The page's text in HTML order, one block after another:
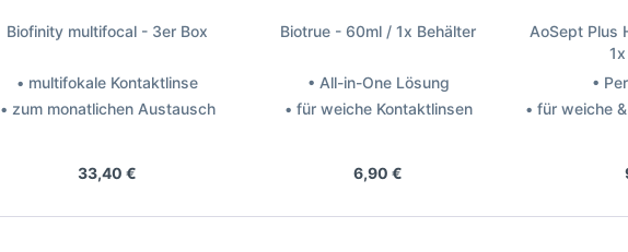
Biofinity multifocal - 3er Box
• multifokale Kontaktlinse
• zum monatlichen Austausch
33,40 €
Biotrue - 60ml / 1x Behälter
• All-in-One Lösung
• für weiche Kontaktlinsen
6,90 €
AoSept Plus
•
• für weiche